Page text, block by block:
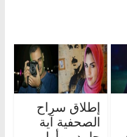
إطلاق سراح
الصحفية آية